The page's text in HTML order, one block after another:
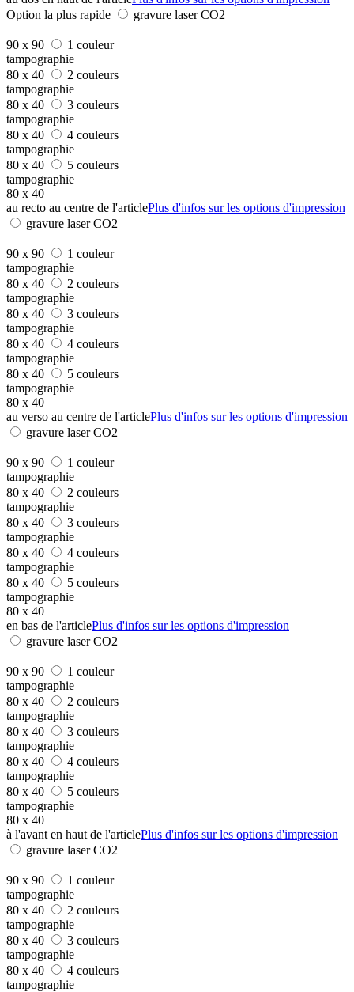
Option la plus rapide
gravure laser CO2
90 x 90
1 couleur
tampographie
80 x 40
2 couleurs
tampographie
80 x 40
3 couleurs
tampographie
80 x 40
4 couleurs
tampographie
80 x 40
5 couleurs
tampographie
80 x 40
au recto au centre de l'articlePlus d'infos sur les options d'impression
gravure laser CO2
90 x 90
1 couleur
tampographie
80 x 40
2 couleurs
tampographie
80 x 40
3 couleurs
tampographie
80 x 40
4 couleurs
tampographie
80 x 40
5 couleurs
tampographie
80 x 40
au verso au centre de l'articlePlus d'infos sur les options d'impression
gravure laser CO2
90 x 90
1 couleur
tampographie
80 x 40
2 couleurs
tampographie
80 x 40
3 couleurs
tampographie
80 x 40
4 couleurs
tampographie
80 x 40
5 couleurs
tampographie
80 x 40
en bas de l'articlePlus d'infos sur les options d'impression
gravure laser CO2
90 x 90
1 couleur
tampographie
80 x 40
2 couleurs
tampographie
80 x 40
3 couleurs
tampographie
80 x 40
4 couleurs
tampographie
80 x 40
5 couleurs
tampographie
80 x 40
à l'avant en haut de l'articlePlus d'infos sur les options d'impression
gravure laser CO2
90 x 90
1 couleur
tampographie
80 x 40
2 couleurs
tampographie
80 x 40
3 couleurs
tampographie
80 x 40
4 couleurs
tampographie